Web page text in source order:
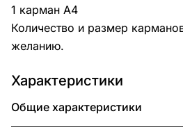
1 карман А4
Количество и размер
желанию.
Характеристики
Общие характеристики